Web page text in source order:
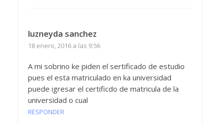
luzneyda sanchez
18 enero, 2016 a las 9:56
A mi sobrino ke piden el sertificado de estudio
pues el esta matriculado en ka universidad
puede igresar el certificdo de matricula de la
universidad o cual
RESPONDER